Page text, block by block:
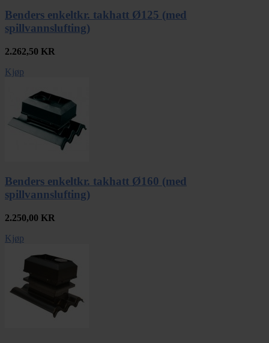
Benders enkeltkr. takhatt Ø125 (med
spillvannslufting)
2.262,50 KR
Kjøp
Benders enkeltkr. takhatt Ø160 (med
spillvannslufting)
2.250,00 KR
Kjøp